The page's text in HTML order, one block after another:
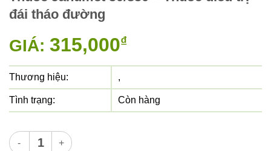
đái tháo đường
GIÁ: 315,000₫
Thương hiệu: ,
Tình trạng: Còn hàng
Thuốc Janumet 50/850 - Thuốc điều trị đái tháo đường số